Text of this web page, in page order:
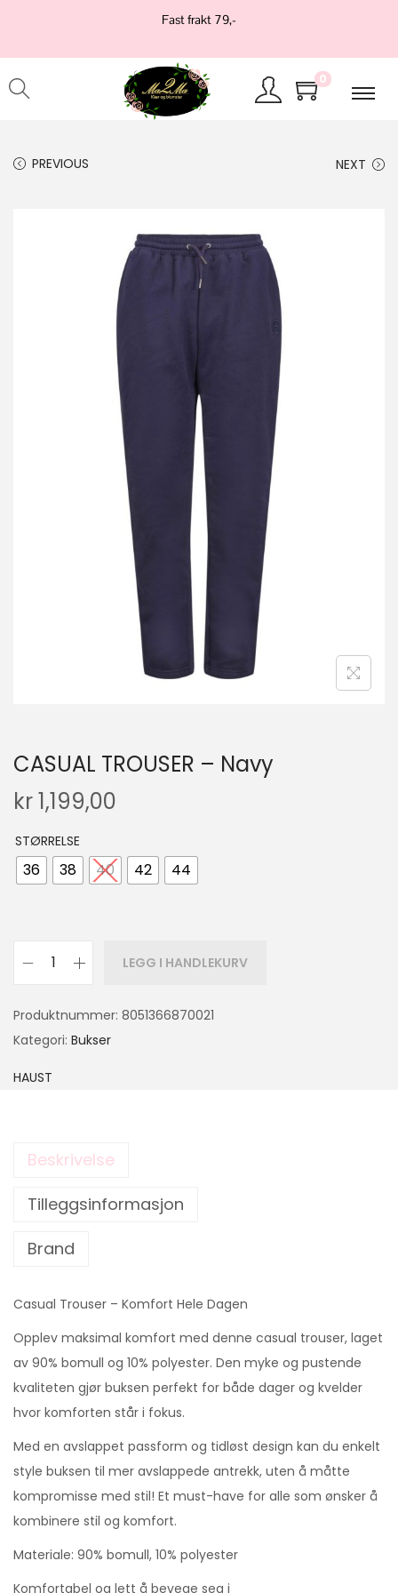
Fast frakt 79,-
0
PREVIOUS NEXT
CASUAL TROUSER – Navy
kr1,199,00
STØRRELSE
36 38 40 42 44
LEGG I HANDLEKURV
Produktnummer: 8051366870021
Kategori: Bukser
HAUST
Beskrivelse
Tilleggsinformasjon
Brand
Casual Trouser – Komfort Hele Dagen
Opplev maksimal komfort med denne casual trouser, laget
av 90% bomull og 10% polyester. Den myke og pustende
kvaliteten gjør buksen perfekt for både dager og kvelder
hvor komforten står i fokus.
Med en avslappet passform og tidløst design kan du enkelt
style buksen til mer avslappede antrekk, uten å måtte
kompromisse med stil! Et must-have for alle som ønsker å
kombinere stil og komfort.
Materiale: 90% bomull, 10% polyester
Komfortabel og lett å bevege seg i